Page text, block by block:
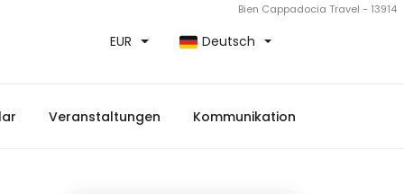
Bien Cappadocia Travel - 13914
EUR Deutsch
Veranstaltungen Kommunikation